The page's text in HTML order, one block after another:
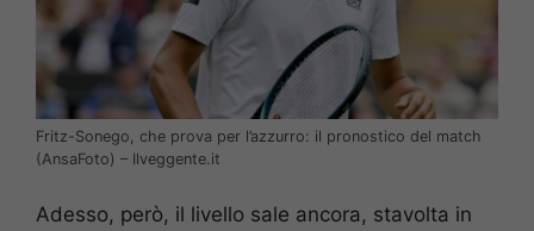
Fritz-Sonego, che prova per l’azzurro: il pronostico del match
(AnsaFoto) – Ilveggente.it
Adesso, però, il livello sale ancora, stavolta in